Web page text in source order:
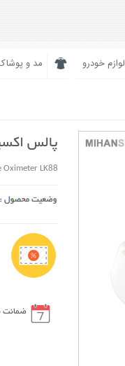
لوازم خودرو مد و
پالس
Oximeter LK88
ضمانت